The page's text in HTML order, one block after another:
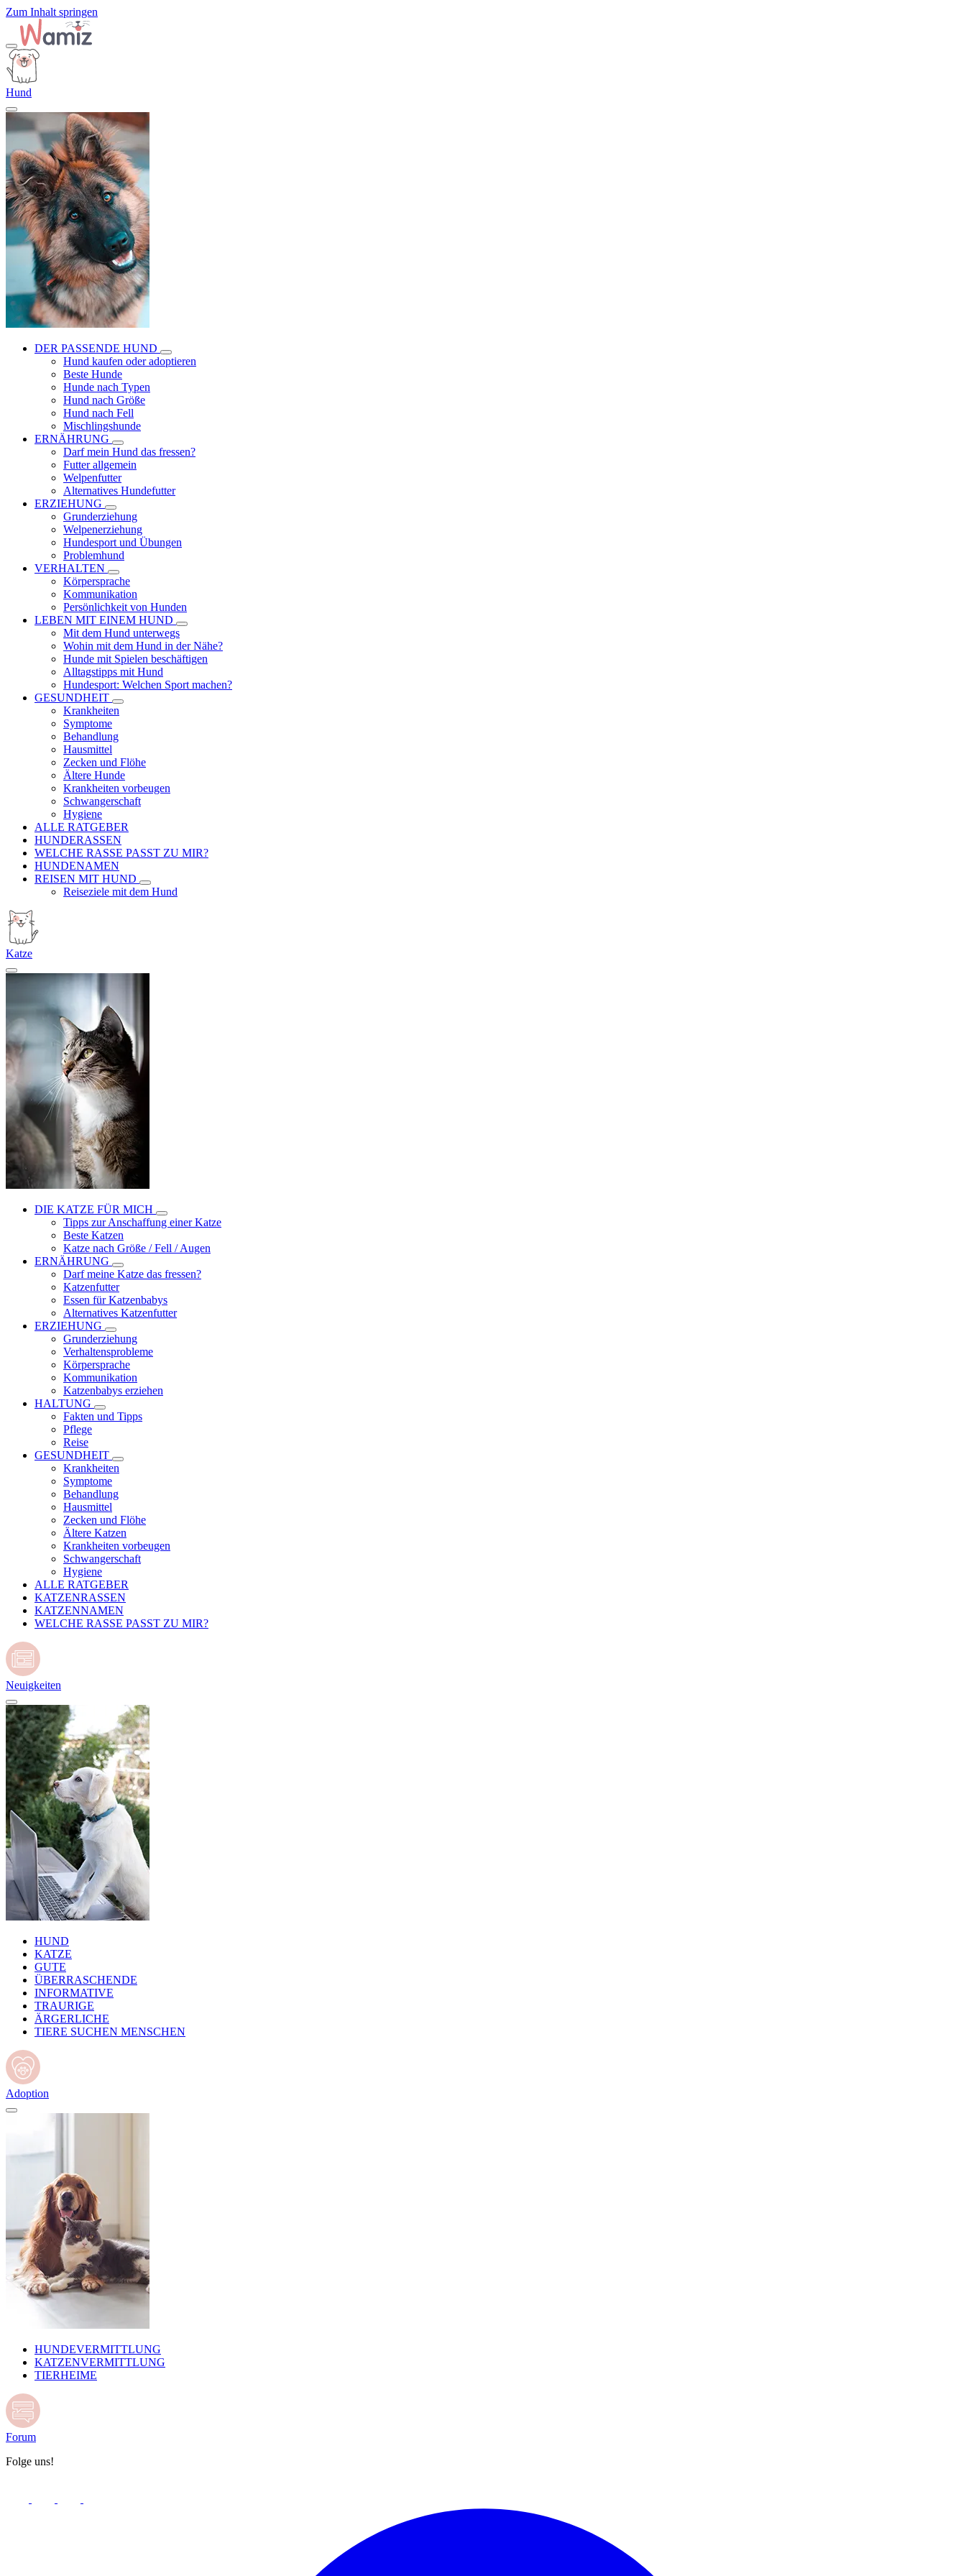
Zum Inhalt springen
Hund
DER PASSENDE HUND
Hund kaufen oder adoptieren
Beste Hunde
Hunde nach Typen
Hund nach Größe
Hund nach Fell
Mischlingshunde
ERNÄHRUNG
Darf mein Hund das fressen?
Futter allgemein
Welpenfutter
Alternatives Hundefutter
ERZIEHUNG
Grunderziehung
Welpenerziehung
Hundesport und Übungen
Problemhund
VERHALTEN
Körpersprache
Kommunikation
Persönlichkeit von Hunden
LEBEN MIT EINEM HUND
Mit dem Hund unterwegs
Wohin mit dem Hund in der Nähe?
Hunde mit Spielen beschäftigen
Alltagstipps mit Hund
Hundesport: Welchen Sport machen?
GESUNDHEIT
Krankheiten
Symptome
Behandlung
Hausmittel
Zecken und Flöhe
Ältere Hunde
Krankheiten vorbeugen
Schwangerschaft
Hygiene
ALLE RATGEBER
HUNDERASSEN
WELCHE RASSE PASST ZU MIR?
HUNDENAMEN
REISEN MIT HUND
Reiseziele mit dem Hund
Katze
DIE KATZE FÜR MICH
Tipps zur Anschaffung einer Katze
Beste Katzen
Katze nach Größe / Fell / Augen
ERNÄHRUNG
Darf meine Katze das fressen?
Katzenfutter
Essen für Katzenbabys
Alternatives Katzenfutter
ERZIEHUNG
Grunderziehung
Verhaltensprobleme
Körpersprache
Kommunikation
Katzenbabys erziehen
HALTUNG
Fakten und Tipps
Pflege
Reise
GESUNDHEIT
Krankheiten
Symptome
Behandlung
Hausmittel
Zecken und Flöhe
Ältere Katzen
Krankheiten vorbeugen
Schwangerschaft
Hygiene
ALLE RATGEBER
KATZENRASSEN
KATZENNAMEN
WELCHE RASSE PASST ZU MIR?
Neuigkeiten
HUND
KATZE
GUTE
ÜBERRASCHENDE
INFORMATIVE
TRAURIGE
ÄRGERLICHE
TIERE SUCHEN MENSCHEN
Adoption
HUNDEVERMITTLUNG
KATZENVERMITTLUNG
TIERHEIME
Forum
Folge uns!